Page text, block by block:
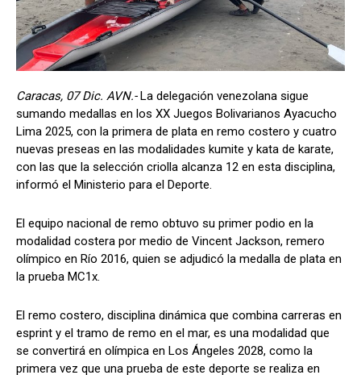
Caracas, 07 Dic. AVN.- La delegación venezolana sigue
sumando medallas en los XX Juegos Bolivarianos Ayacucho
Lima 2025, con la primera de plata en remo costero y cuatro
nuevas preseas en las modalidades kumite y kata de karate,
con las que la selección criolla alcanza 12 en esta disciplina,
informó el Ministerio para el Deporte.
El equipo nacional de remo obtuvo su primer podio en la
modalidad costera por medio de Vincent Jackson, remero
olímpico en Río 2016, quien se adjudicó la medalla de plata en
la prueba MC1x.
El remo costero, disciplina dinámica que combina carreras en
esprint y el tramo de remo en el mar, es una modalidad que
se convertirá en olímpica en Los Ángeles 2028, como la
primera vez que una prueba de este deporte se realiza en